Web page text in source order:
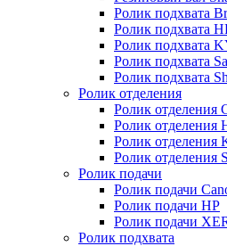
Ролик подхвата
Ролик подхвата
Ролик подхвата
Ролик подхвата
Ролик подхвата
Ролик отделения
Ролик отделения
Ролик отделения
Ролик отделения
Ролик отделения
Ролик подачи
Ролик подачи
Ролик подачи HP
Ролик подачи
Ролик подхвата